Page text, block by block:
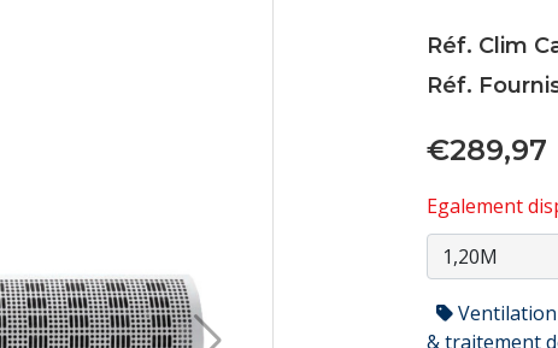
Réf. Clim
Réf.
€289,97
Egalement
Ventilation
& traitement